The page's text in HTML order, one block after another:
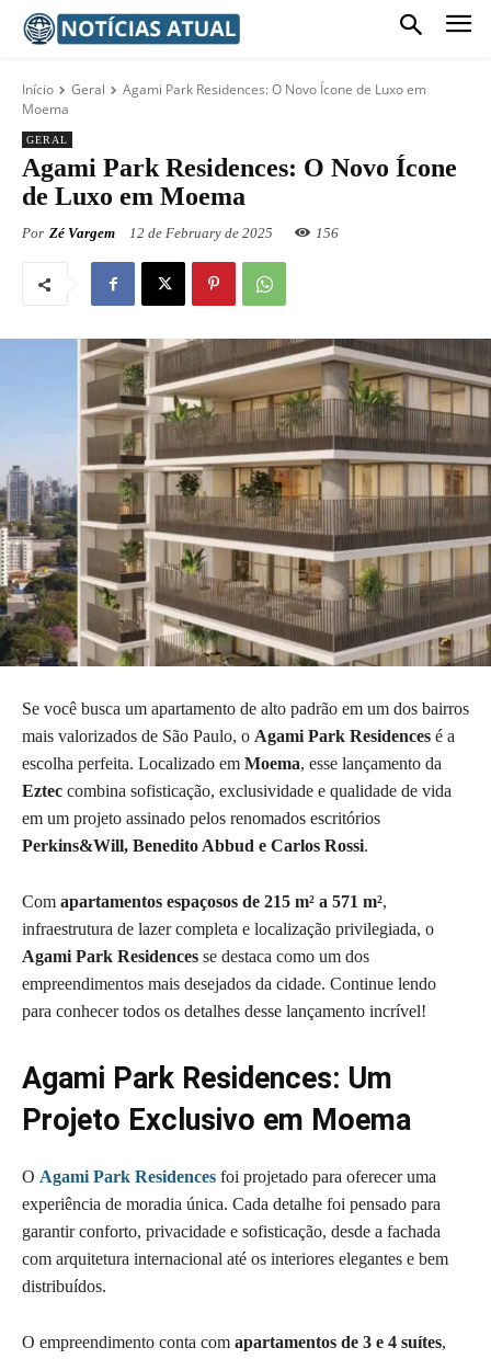
Início Geral
Agami Park Residences: O Novo Ícone de Luxo em
Moema
GERAL
Agami Park Residences: O Novo Ícone
de Luxo em Moema
Por Zé Vargem 12 de February de 2025 156
Se você busca um apartamento de alto padrão em um dos bairros
mais valorizados de São Paulo, o Agami Park Residences é a
escolha perfeita. Localizado em Moema, esse lançamento da
Eztec combina sofisticação, exclusividade e qualidade de vida
em um projeto assinado pelos renomados escritórios
Perkins&Will, Benedito Abbud e Carlos Rossi.
Com apartamentos espaçosos de 215 m² a 571 m²,
infraestrutura de lazer completa e localização privilegiada, o
Agami Park Residences se destaca como um dos
empreendimentos mais desejados da cidade. Continue lendo
para conhecer todos os detalhes desse lançamento incrível!
Agami Park Residences: Um
Projeto Exclusivo em Moema
O Agami Park Residences foi projetado para oferecer uma
experiência de moradia única. Cada detalhe foi pensado para
garantir conforto, privacidade e sofisticação, desde a fachada
com arquitetura internacional até os interiores elegantes e bem
distribuídos.
O empreendimento conta com apartamentos de 3 e 4 suítes,